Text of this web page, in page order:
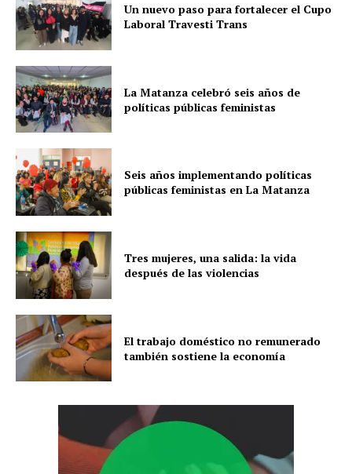
Un nuevo paso para fortalecer el Cupo
Laboral Travesti Trans
La Matanza celebró seis años de
políticas públicas feministas
Seis años implementando políticas
públicas feministas en La Matanza
Tres mujeres, una salida: la vida
después de las violencias
El trabajo doméstico no remunerado
también sostiene la economía